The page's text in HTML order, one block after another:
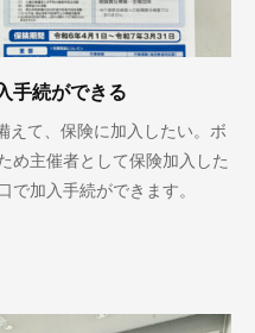
手続ができる
えて、保険に加入したい。ボ
め主催者として保険加入した
で加入手続ができます。